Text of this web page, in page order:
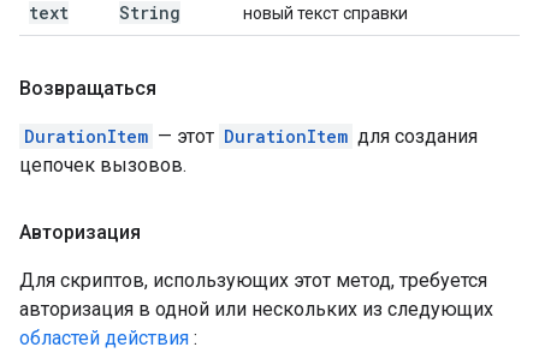
text String новый текст справки
Возвращаться
DurationItem — этот DurationItem для создания
цепочек вызовов.
Авторизация
Для скриптов, использующих этот метод, требуется
авторизация в одной или нескольких из следующих
областей действия :